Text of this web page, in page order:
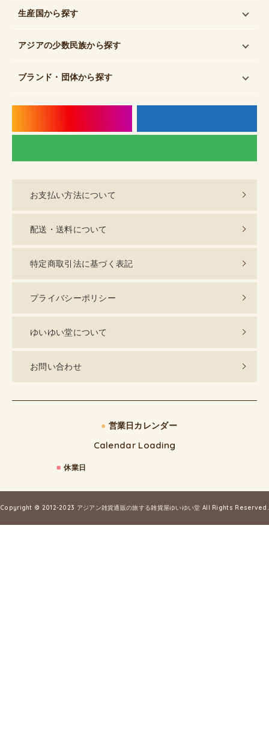
生産国から探す
アジアの少数民族から探す
ブランド・団体から探す
お支払い方法について
配送・送料について
特定商取引法に基づく表記
プライバシーポリシー
ゆいゆい堂について
お問い合わせ
● 営業日カレンダー
Calendar Loading
■ 休業日
Copyright © 2012-2023 アジアン雑貨通販の旅する雑貨屋ゆいゆい堂 All Rights Reserved.